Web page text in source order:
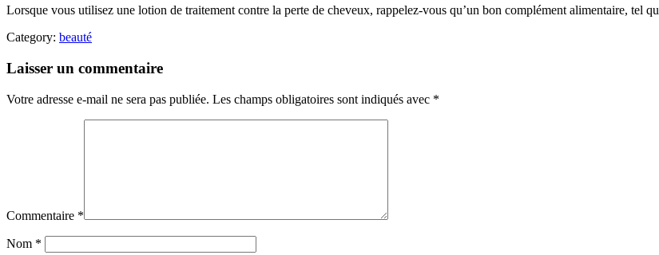
Lorsque vous utilisez une lotion de traitement contre la perte de cheveux, rappelez-vous qu’un bon complément alimentaire, tel
Category: beauté
Laisser un commentaire
Votre adresse e-mail ne sera pas publiée. Les champs obligatoires sont indiqués avec *
Commentaire *
Nom *